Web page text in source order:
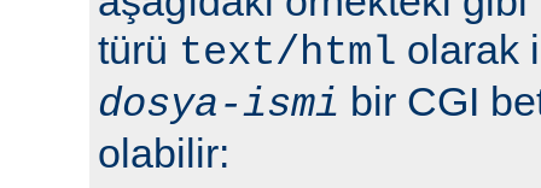
türü text/html olarak
dosya-ismi bir CGI
olabilir: